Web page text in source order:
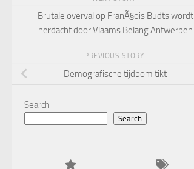
Brutale overval op FranÃ§ois Budts wordt
herdacht door Vlaams Belang Antwerpen
PREVIOUS STORY
Demografische tijdbom tikt
Search
Search